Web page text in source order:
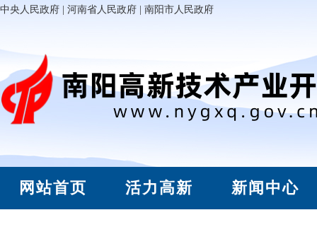
中央人民政府 河南省人民政府 南阳市人民政府
网站首页 活力高新 新闻中心